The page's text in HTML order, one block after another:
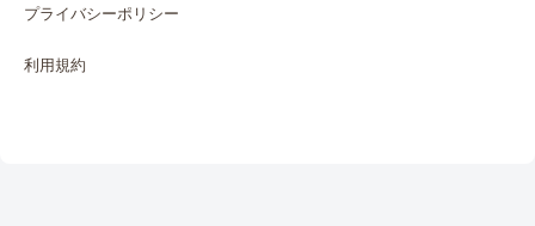
プライバシーポリシー
利用規約